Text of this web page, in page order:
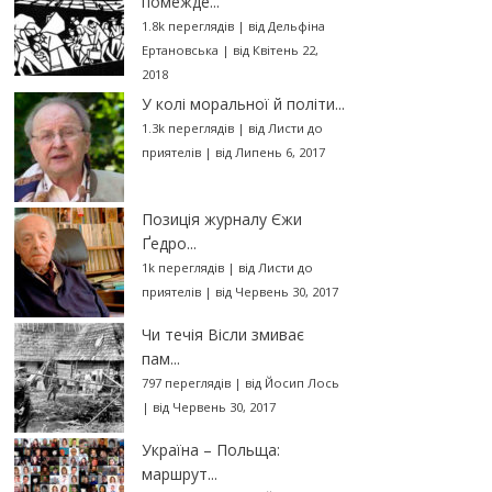
1.8k переглядів| від Дельфіна
Ертановська | від Квітень 22,
2018
У колі моральної й політи...
1.3k переглядів| від Листи до
приятелів| від Липень 6, 2017
Позиція журналу Єжи
Ґедро...
1k переглядів| від Листи до
приятелів| від Червень 30, 2017
Чи течія Вісли змиває
пам...
797 переглядів| від Йосип Лось
| від Червень 30, 2017
Україна – Польща:
маршрут...